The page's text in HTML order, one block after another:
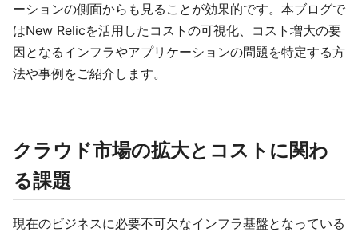
ーションの側面からも見ることが効果的です。本ブログで
はNew Relicを活用したコストの可視化、コスト増大の要
因となるインフラやアプリケーションの問題を特定する方
法や事例をご紹介します。
クラウド市場の拡大とコストに関わ
る課題
現在のビジネスに必要不可欠なインフラ基盤となっている